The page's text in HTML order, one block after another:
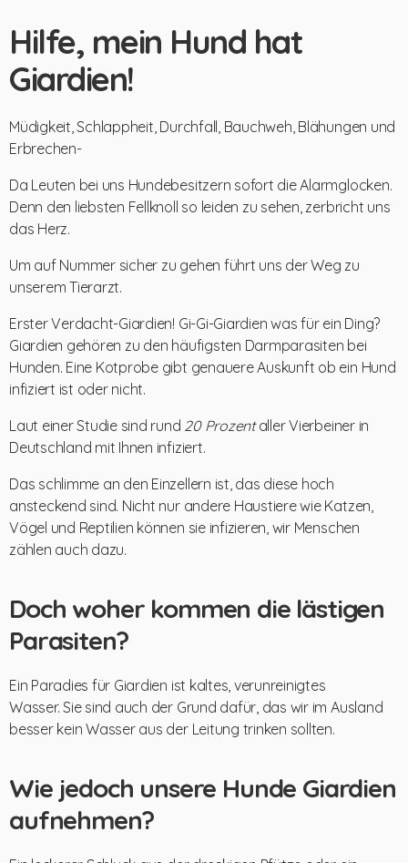
Hilfe, mein Hund hat
Giardien!
Müdigkeit, Schlappheit, Durchfall, Bauchweh, Blähungen und
Erbrechen-
Da Leuten bei uns Hundebesitzern sofort die Alarmglocken.
Denn den liebsten Fellknoll so leiden zu sehen, zerbricht uns
das Herz.
Um auf Nummer sicher zu gehen führt uns der Weg zu
unserem Tierarzt.
Erster Verdacht-Giardien! Gi-Gi-Giardien was für ein Ding?
Giardien gehören zu den häufigsten Darmparasiten bei
Hunden. Eine Kotprobe gibt genauere Auskunft ob ein Hund
infiziert ist oder nicht.
Laut einer Studie sind rund 20 Prozentaller Vierbeiner in
Deutschland mit Ihnen infiziert.
Das schlimme an den Einzellern ist, das diese hoch
ansteckend sind. Nicht nur andere Haustiere wie Katzen,
Vögel und Reptilien können sie infizieren, wir Menschen
zählen auch dazu.
Doch woher kommen die lästigen
Parasiten?
Ein Paradies für Giardien ist kaltes, verunreinigtes
Wasser. Sie sind auch der Grund dafür, das wir im Ausland
besser kein Wasser aus der Leitung trinken sollten.
Wie jedoch unsere Hunde Giardien
aufnehmen?